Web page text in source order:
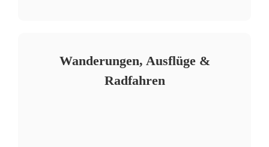
Wanderungen, Ausflüge &
Radfahren